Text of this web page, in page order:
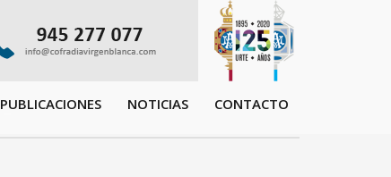
PUBLICACIONES NOTICIAS CONTACTO